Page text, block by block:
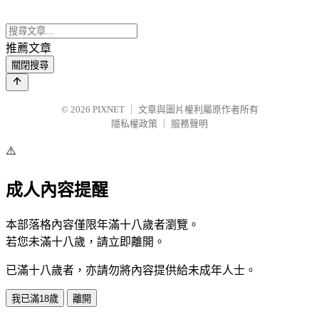
推薦文章
關閉搜尋
© 2026 PIXNET
文章與圖片權利屬原作者所有
隱私權政策
服務聲明
⚠️
成人內容提醒
本部落格內容僅限年滿十八歲者瀏覽。
若您未滿十八歲，請立即離開。
已滿十八歲者，亦請勿將內容提供給未成年人士。
我已滿18歲 離開